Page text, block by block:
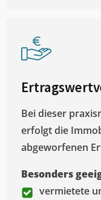
Bei dieser
erfolgt die
abgeworfenen
Besonders
vermietete